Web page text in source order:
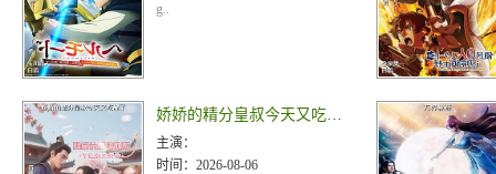
g..
娇娇的精分皇叔今天又吃醋了
主演：
时间： 2026-08-06